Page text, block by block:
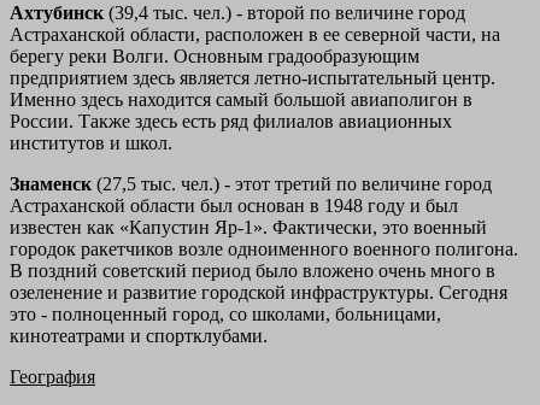
Ахтубинск (39,4 тыс. чел.) - второй по величине город
Астраханской области, расположен в ее северной части, на
берегу реки Волги. Основным градообразующим
предприятием здесь является летно-испытательный центр.
Именно здесь находится самый большой авиаполигон в
России. Также здесь есть ряд филиалов авиационных
институтов и школ.
Знаменск (27,5 тыс. чел.) - этот третий по величине город
Астраханской области был основан в 1948 году и был
известен как «Капустин Яр-1». Фактически, это военный
городок ракетчиков возле одноименного военного полигона.
В поздний советский период было вложено очень много в
озеленение и развитие городской инфраструктуры. Сегодня
это - полноценный город, со школами, больницами,
кинотеатрами и спортклубами.
География